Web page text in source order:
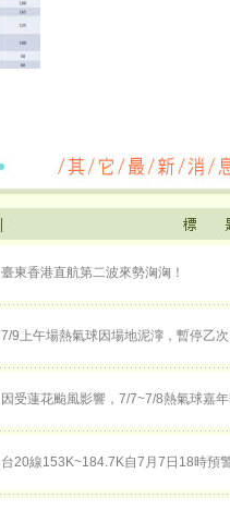
臺東香港直航第二波來勢洶洶！
7/9上午場熱氣球因場地泥濘，暫停乙次
因受蓮花颱風影響，7/7~7/8熱氣球嘉
台20線153K~184.7K自7月7日18時預